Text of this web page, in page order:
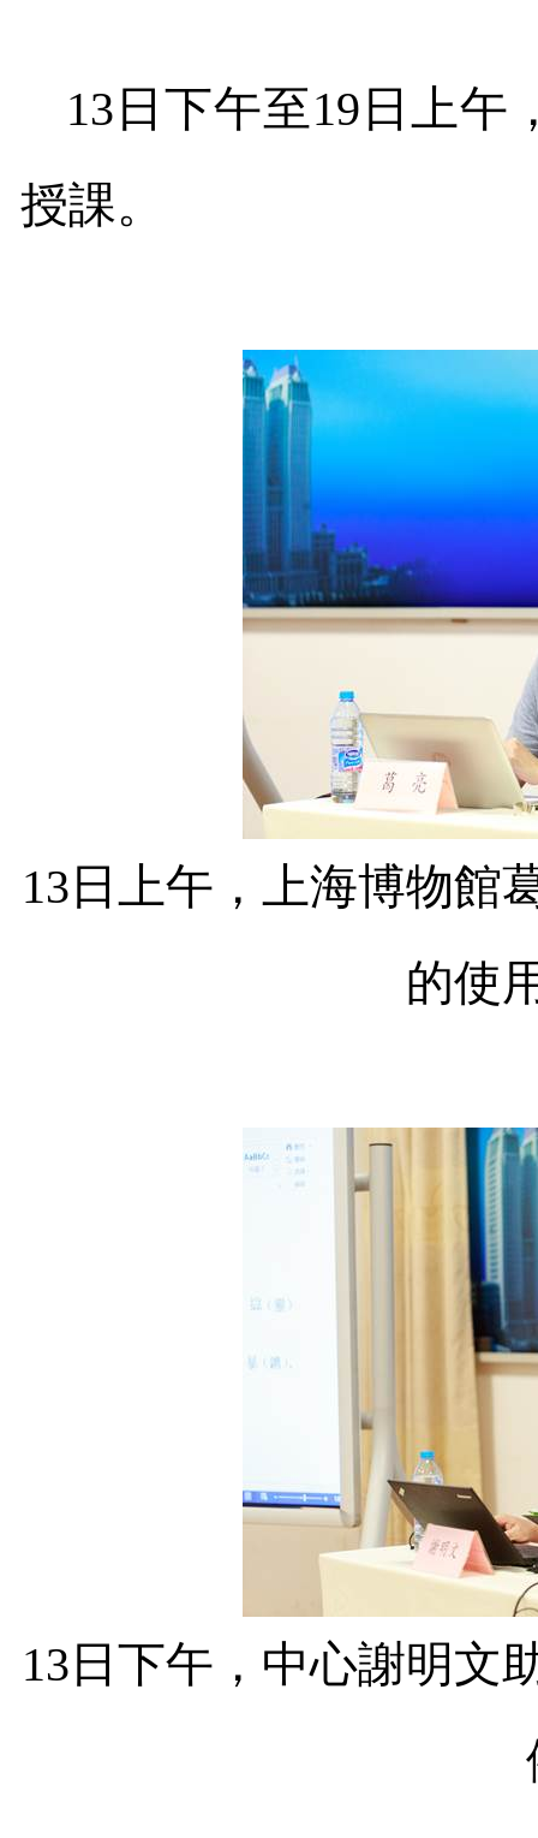
13 日下午至19 日上午
授課。
13 日上午，上海博物館
的使
13 日下午，中心謝明文